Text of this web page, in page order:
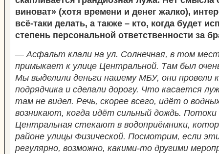
виноват» (хотя времени и денег жалко),
всё-таки делать, а также – кто, когда будет
степень персональной ответственности за
— Асфальт клали на ул. Солнечная, в том
примыкает к улице Центральной. Там был
Мы выделили деньги нашему МБУ, они провели
подрядчика и сделали дорогу. Что касается
там не видел. Речь, скорее всего, идёт о
возникают, когда идёт сильный дождь. Потоки
Центральная стекают в водоприёмники,
районе улицы Физической. Посмотрим, если
регулярно, возможно, какими-то другими